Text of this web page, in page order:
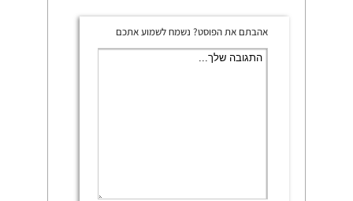
אהבתם את הפוסט? נשמח לשמוע אתכם